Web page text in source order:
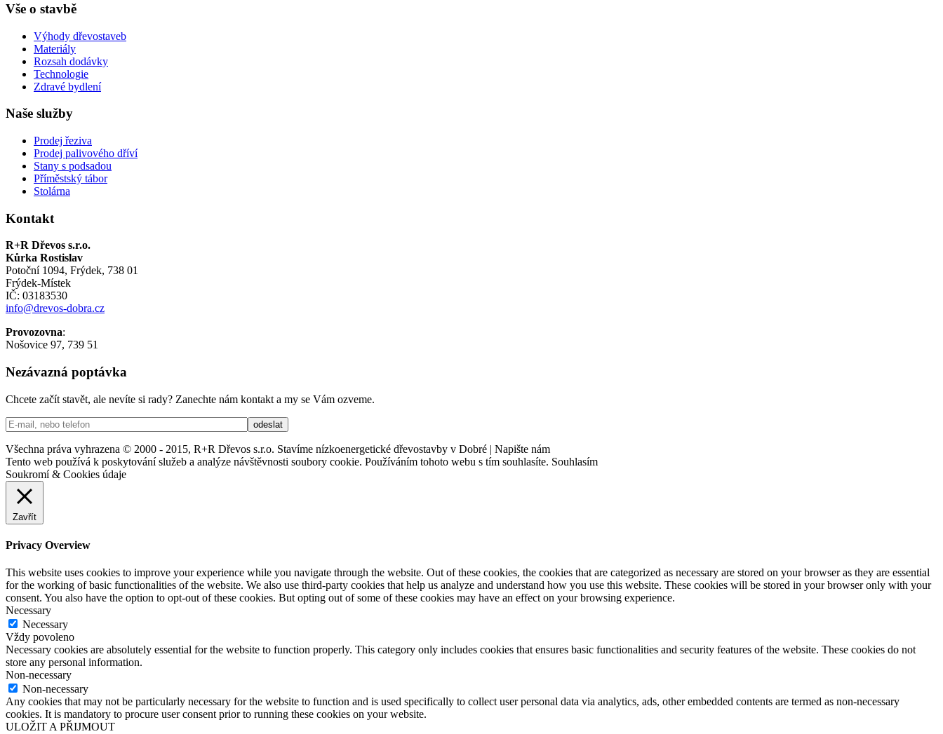
Vše o stavbě
Výhody dřevostaveb
Materiály
Rozsah dodávky
Technologie
Zdravé bydlení
Naše služby
Prodej řeziva
Prodej palivového dříví
Stany s podsadou
Příměstský tábor
Stolárna
Kontakt
R+R Dřevos s.r.o.
Kůrka Rostislav
Potoční 1094, Frýdek, 738 01
Frýdek-Místek
IČ: 03183530
info@drevos-dobra.cz
Provozovna:
Nošovice 97, 739 51
Nezávazná poptávka
Chcete začít stavět, ale nevíte si rady? Zanechte nám kontakt a my se Vám ozveme.
Všechna práva vyhrazena © 2000 - 2015, R+R Dřevos s.r.o. Stavíme nízkoenergetické dřevostavby v Dobré | Napište nám
Tento web používá k poskytování služeb a analýze návštěvnosti soubory cookie. Používáním tohoto webu s tím souhlasíte. Souhlasím
Soukromí & Cookies údaje
Zavřít
Privacy Overview
This website uses cookies to improve your experience while you navigate through the website. Out of these cookies, the cookies that are categorized as necessary are stored on your browser as they are essential
for the working of basic functionalities of the website. We also use third-party cookies that help us analyze and understand how you use this website. These cookies will be stored in your browser only with your
consent. You also have the option to opt-out of these cookies. But opting out of some of these cookies may have an effect on your browsing experience.
Necessary
Necessary
Vždy povoleno
Necessary cookies are absolutely essential for the website to function properly. This category only includes cookies that ensures basic functionalities and security features of the website. These cookies do not
store any personal information.
Non-necessary
Non-necessary
Any cookies that may not be particularly necessary for the website to function and is used specifically to collect user personal data via analytics, ads, other embedded contents are termed as non-necessary
cookies. It is mandatory to procure user consent prior to running these cookies on your website.
ULOŽIT A PŘIJMOUT